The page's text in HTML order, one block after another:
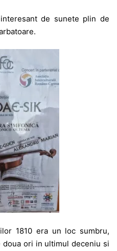
de sunete plin de
1810 era un loc sumbru,
ori in ultimul deceniu si